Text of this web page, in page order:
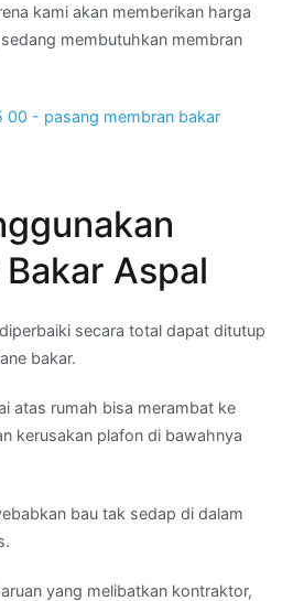
kami akan memberikan harga
membutuhkan membran
Aspal
secara total dapat ditutup
bakar.
atas rumah bisa merambat ke
kerusakan plafon di bawahnya
bau tak sedap di dalam
yang melibatkan kontraktor,